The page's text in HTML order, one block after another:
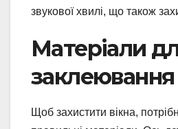
звукової хвилі, що також
Матеріали
заклеювання
Щоб захистити вікна,